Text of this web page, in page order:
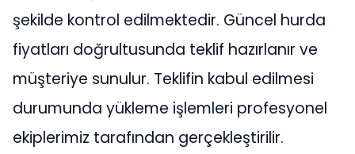
şekilde kontrol edilmektedir. Güncel hurda
fiyatları doğrultusunda teklif hazırlanır ve
müşteriye sunulur. Teklifin kabul edilmesi
durumunda yükleme işlemleri profesyonel
ekiplerimiz tarafından gerçekleştirilir.